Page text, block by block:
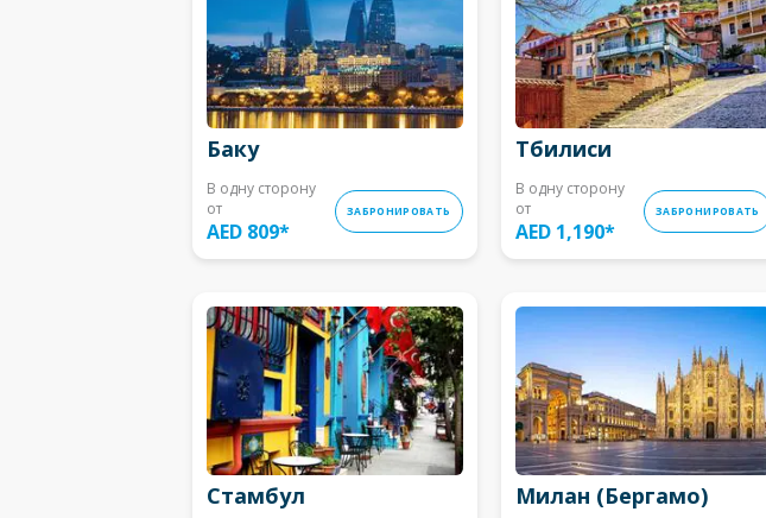
Баку
В одну сторону
от
AED 809*
ЗАБРОНИРОВАТЬ
Тбилиси
В одну сторону
от
AED 1,190*
ЗАБРОНИРОВАТЬ
Стамбул Милан (Бергамо)